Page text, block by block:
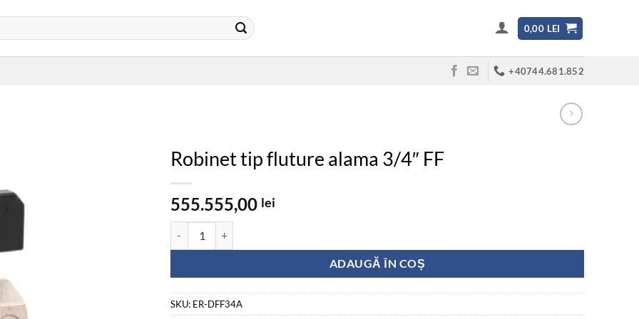
0,00 LEI
+40744.681.852
Robinet tip fluture alama 3/4″ FF
555.555,00 lei
Cantitate Robinet tip fluture alama 3/4" FFADAUGĂ ÎN COȘ
SKU: ER-DFF34A